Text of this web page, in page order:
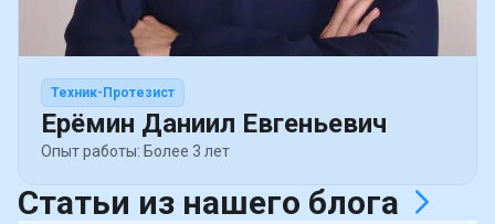
Техник-Протезист
Ерёмин Даниил Евгеньевич
Опыт работы: Более 3 лет
Статьи из нашего блога